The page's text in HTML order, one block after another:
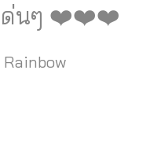
นๆ ❤️❤️❤️
Rainbow